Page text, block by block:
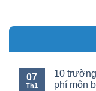
07
Th1
10
phí môn